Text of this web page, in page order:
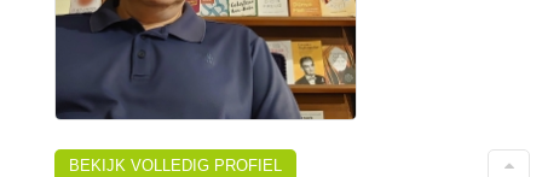
BEKIJK VOLLEDIG PROFIEL